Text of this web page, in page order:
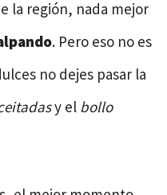
la región, nada mejor
. Pero eso no es
no dejes pasar la
y el bollo